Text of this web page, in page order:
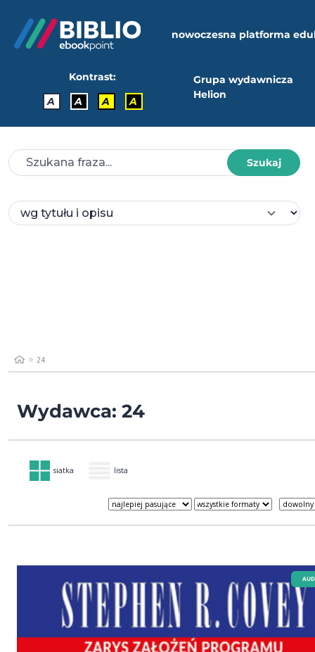
nowoczesna platforma
Kontrast:
A
A A A
Grupa wydawnicza
Helion
Szukaj
24
Wydawca: 24
siatka lista